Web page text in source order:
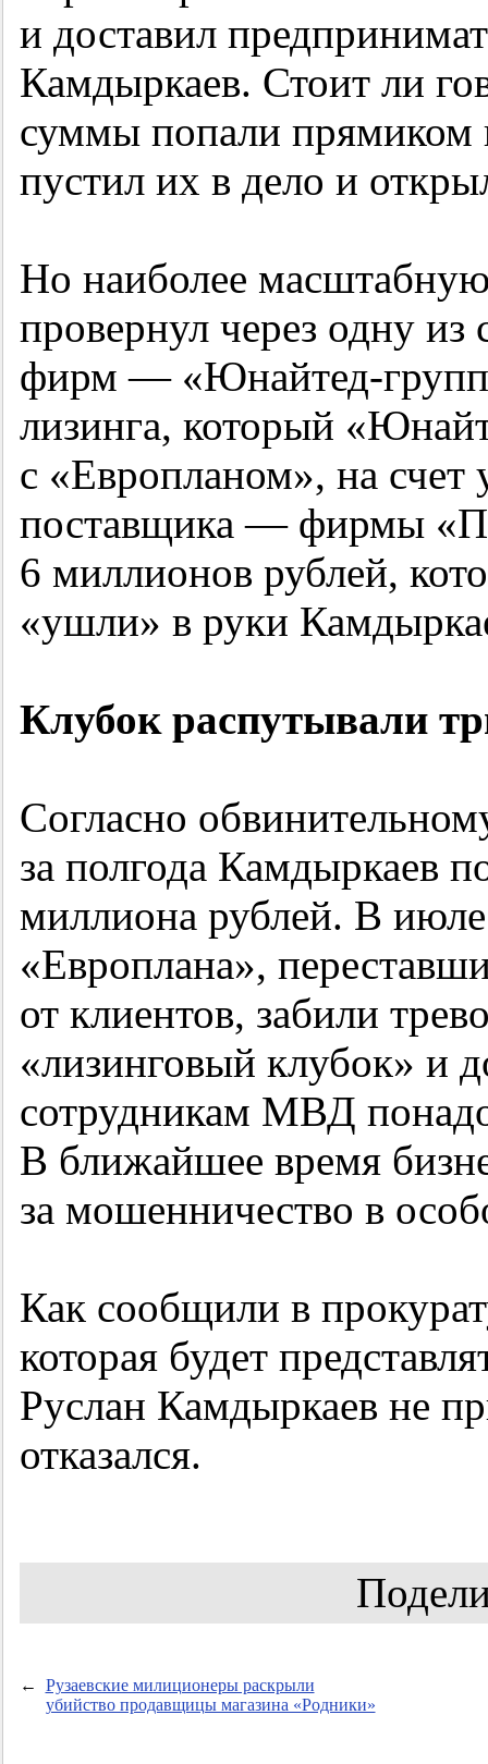
и доставил
Камдыркаев. Стоит ли
суммы попали прямиком
пустил их в дело и
Но наиболее
провернул через одну
фирм — «Юнайтед-
лизинга, который
с «Европланом», на счет
поставщика — фирмы
6 миллионов рублей,
«ушли» в руки
Клубок распутывали
Согласно
за полгода Камдыркаев
миллиона рублей. В июле
«Европлана»,
от клиентов, забили
«лизинговый клубок» и
сотрудникам МВД
В ближайшее время
за мошенничество в
Как сообщили в
которая будет
Руслан Камдыркаев не
отказался.
←
Рузаевские милиционеры раскрыли
убийство продавщицы магазина «Родники»